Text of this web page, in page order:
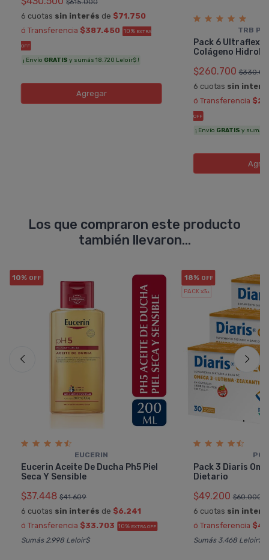
$615.000
6 cuotas sin interés de $71.750
ó Transferencia $387.450 10% EXTRA
OFF
¡ Envío GRATIS y sumás 18.720 Leloir$ !
Agregar
TRB
Pack 6 Ultraflex
Colágeno
$260.700
6 cuotas sin
ó Transferencia
OFF
¡ Envío GRATIS y sumás
Los que compraron este producto
también llevaron...
10% OFF
EUCERIN
Eucerin Aceite De Ducha Ph5 Piel
Seca Y Sensible
$37.448 $41.609
6 cuotas sin interés de $6.241
ó Transferencia $33.703 10% EXTRA OFF
Sumás 2.998 Leloir$
18% OFF
PACK x3u.
Pack 3 Diaris
Dietario
$49.200 $60.000
6 cuotas sin
ó Transferencia
Sumás 3.468 Leloir$